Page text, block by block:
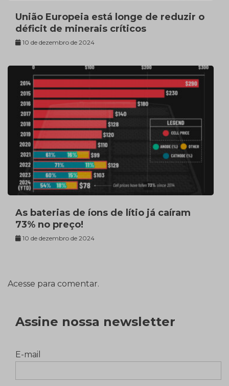
União Europeia está longe de reduzir o
déficit de minerais críticos
10 de dezembro de 2024
As baterias de íons de lítio já caíram
73% no preço!
10 de dezembro de 2024
Acesse para comentar.
Assine nossa newsletter
E-mail